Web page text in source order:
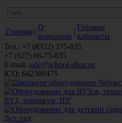
Главная |
О
компании
|
Готовые
кабинеты
Тел.: +7 (8352) 375-835
+7 (927) 66-75-835
E-mail: sale@school-shop.su
ICQ: 642380475
ВУЗ, техникум, ПУ
Дет. сад